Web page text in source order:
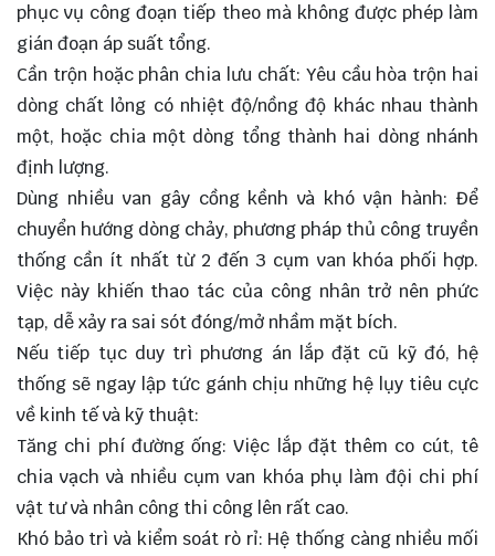
phục vụ công đoạn tiếp theo mà không được phép làm
gián đoạn áp suất tổng.
Cần trộn hoặc phân chia lưu chất: Yêu cầu hòa trộn hai
dòng chất lỏng có nhiệt độ/nồng độ khác nhau thành
một, hoặc chia một dòng tổng thành hai dòng nhánh
định lượng.
Dùng nhiều van gây cồng kềnh và khó vận hành: Để
chuyển hướng dòng chảy, phương pháp thủ công truyền
thống cần ít nhất từ 2 đến 3 cụm van khóa phối hợp.
Việc này khiến thao tác của công nhân trở nên phức
tạp, dễ xảy ra sai sót đóng/mở nhầm mặt bích.
Nếu tiếp tục duy trì phương án lắp đặt cũ kỹ đó, hệ
thống sẽ ngay lập tức gánh chịu những hệ lụy tiêu cực
về kinh tế và kỹ thuật:
Tăng chi phí đường ống: Việc lắp đặt thêm co cút, tê
chia vạch và nhiều cụm van khóa phụ làm đội chi phí
vật tư và nhân công thi công lên rất cao.
Khó bảo trì và kiểm soát rò rỉ: Hệ thống càng nhiều mối